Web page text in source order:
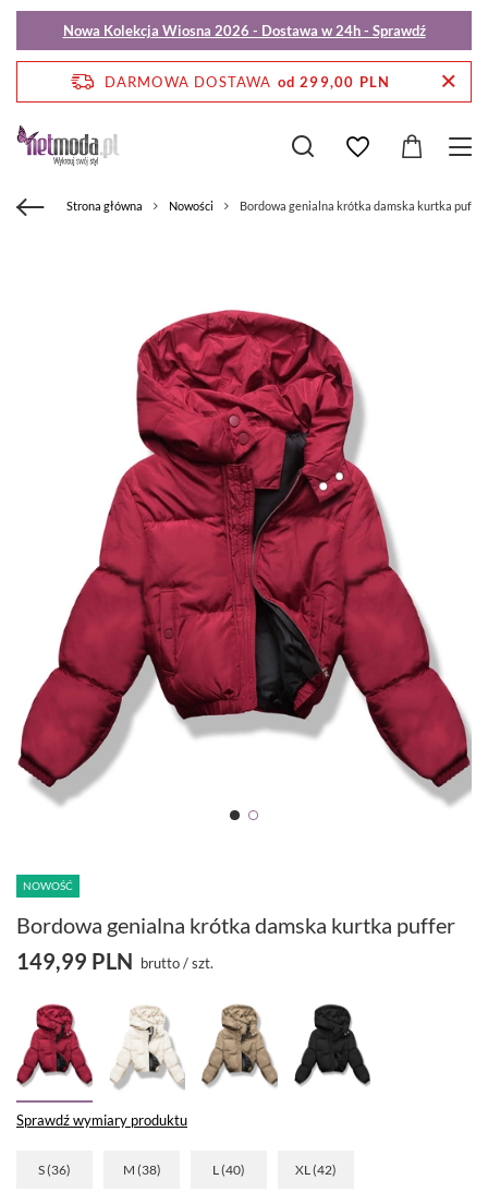
Nowa Kolekcja Wiosna 2026 - Dostawa w 24h - Sprawdź
DARMOWA DOSTAWA od 299,00 PLN
Strona główna Nowości Bordowa genialna krótka damska kurtka puffer
NOWOŚĆ
Bordowa genialna krótka damska kurtka puffer
149,99 PLN brutto/szt.
Sprawdź wymiary produktu
S (36) M (38) L (40) XL (42)